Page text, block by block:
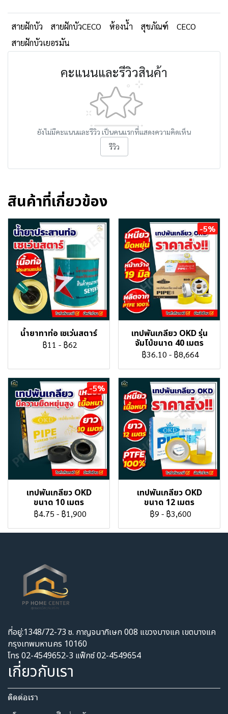
สายฝักบัว สายฝักบัวCECO ห้องน้ำ สุขภัณฑ์
CECO
สายฝักบัวเยอรมัน
คะแนนและรีวิวสินค้า
ยังไม่มีคะแนนและรีวิว เป็นคนแรกที่แสดงความคิดเห็น
รีวิว
สินค้าที่เกี่ยวข้อง
น้ำยาทาท่อ เซเว่นสตาร์
฿11 - ฿62
-5%
เทปพันเกลียว OKD รุ่น
จัมโบ้ขนาด 40 เมตร
฿36.10 - ฿8,664
-5%
เทปพันเกลียว OKD
ขนาด 10 เมตร
฿4.75 - ฿1,900
เทปพันเกลียว OKD
ขนาด 12 เมตร
฿9 - ฿3,600
ที่อยู่:1348/72-73 ซ. กาญจนาภิเษก 008 แขวงบางแค เขตบางแค
กรุงเทพมหานคร 10160
โทร 02-4549652-3 แฟ็กซ์ 02-4549654
เกี่ยวกับเรา
ติดต่อเรา